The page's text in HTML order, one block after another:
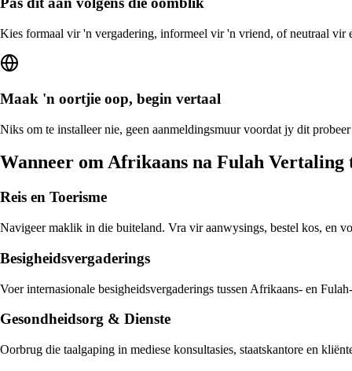
Kies formaal vir 'n vergadering, informeel vir 'n vriend, of neutraal vir
Maak 'n oortjie oop, begin vertaal
Niks om te installeer nie, geen aanmeldingsmuur voordat jy dit
Wanneer om Afrikaans na Fulah Vertaling
Reis en Toerisme
Navigeer maklik in die buiteland. Vra vir aanwysings, bestel kos, en
Besigheidsvergaderings
Voer internasionale besigheidsvergaderings tussen Afrikaans- en
Gesondheidsorg & Dienste
Oorbrug die taalgaping in mediese konsultasies, staatskantore en